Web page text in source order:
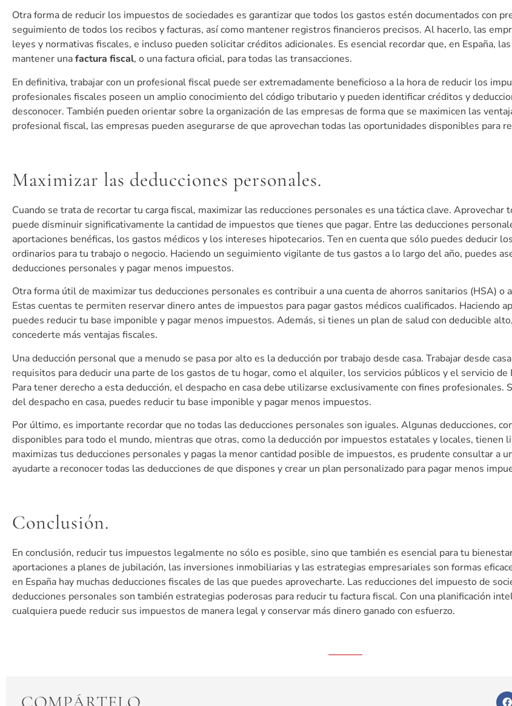
Otra forma de reducir los impuestos de sociedades es garantizar que todos los gastos estén documentados con
seguimiento de todos los recibos y facturas, así como mantener registros financieros precisos. Al hacerlo, las
leyes y normativas fiscales, e incluso pueden solicitar créditos adicionales. Es esencial recordar que, en España,
mantener unafactura fiscal, o una factura oficial, para todas las transacciones.
En definitiva, trabajar con un profesional fiscal puede ser extremadamente beneficioso a la hora de reducir los
profesionales fiscales poseen un amplio conocimiento del código tributario y pueden identificar créditos y
desconocer. También pueden orientar sobre la organización de las empresas de forma que se maximicen las
profesional fiscal, las empresas pueden asegurarse de que aprovechan todas las oportunidades disponibles para
Maximizar las deducciones personales.
Cuando se trata de recortar tu carga fiscal, maximizar las reducciones personales es una táctica clave. Aprovechar
puede disminuir significativamente la cantidad de impuestos que tienes que pagar. Entre las deducciones
aportaciones benéficas, los gastos médicos y los intereses hipotecarios. Ten en cuenta que sólo puedes deducir
ordinarios para tu trabajo o negocio. Haciendo un seguimiento vigilante de tus gastos a lo largo del año, puedes
deducciones personales y pagar menos impuestos.
Otra forma útil de maximizar tus deducciones personales es contribuir a una cuenta de ahorros sanitarios (HSA) o
Estas cuentas te permiten reservar dinero antes de impuestos para pagar gastos médicos cualificados. Haciendo
puedes reducir tu base imponible y pagar menos impuestos. Además, si tienes un plan de salud con deducible
concederte más ventajas fiscales.
Una deducción personal que a menudo se pasa por alto es la deducción por trabajo desde casa. Trabajar desde
requisitos para deducir una parte de los gastos de tu hogar, como el alquiler, los servicios públicos y el servicio
Para tener derecho a esta deducción, el despacho en casa debe utilizarse exclusivamente con fines profesionales.
del despacho en casa, puedes reducir tu base imponible y pagar menos impuestos.
Por último, es importante recordar que no todas las deducciones personales son iguales. Algunas deducciones,
disponibles para todo el mundo, mientras que otras, como la deducción por impuestos estatales y locales, tienen
maximizas tus deducciones personales y pagas la menor cantidad posible de impuestos, es prudente consultar a
ayudarte a reconocer todas las deducciones de que dispones y crear un plan personalizado para pagar menos
Conclusión.
En conclusión, reducir tus impuestos legalmente no sólo es posible, sino que también es esencial para tu
aportaciones a planes de jubilación, las inversiones inmobiliarias y las estrategias empresariales son formas
en España hay muchas deducciones fiscales de las que puedes aprovecharte. Las reducciones del impuesto de
deducciones personales son también estrategias poderosas para reducir tu factura fiscal. Con una planificación
cualquiera puede reducir sus impuestos de manera legal y conservar más dinero ganado con esfuerzo.